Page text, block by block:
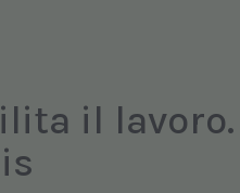
il lavoro.